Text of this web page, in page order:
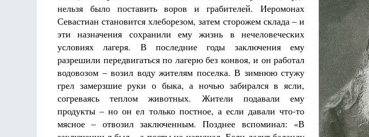
нельзя было поставить воров и грабителей. Иеромонах
Севастиан становится хлеборезом, затем сторожем склада – и
эти назначения сохранили ему жизнь в нечеловеческих
условиях лагеря. В последние годы заключения ему
разрешили передвигаться по лагерю без конвоя, и он работал
водовозом – возил воду жителям поселка. В зимнюю стужу
грел замерзшие руки о быка, а ночью забирался в ясли,
согреваясь теплом животных. Жители подавали ему
продукты – но он ел только постное, а если давали что-то
мясное – отвозил заключенным. Позднее вспоминал: «В